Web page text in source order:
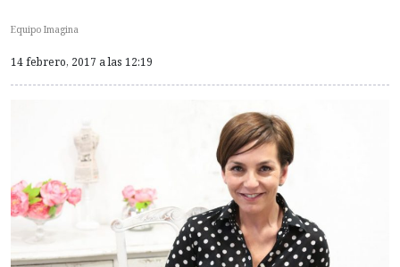
Equipo Imagina
14 febrero, 2017 a las 12:19